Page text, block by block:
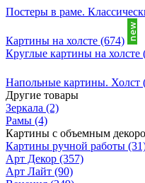
Постеры в раме.
Картины на холсте (674)
Круглые картины на холсте
Напольные картины. Холст
Другие товары
Зеркала (2)
Рамы (4)
Картины с объемным
Картины ручной работы
Арт Декор (357)
Арт Лайт (90)